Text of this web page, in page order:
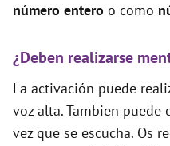
número entero o como
¿Deben realizarse
La activación puede
voz alta. Tambien puede
vez que se escucha. Os